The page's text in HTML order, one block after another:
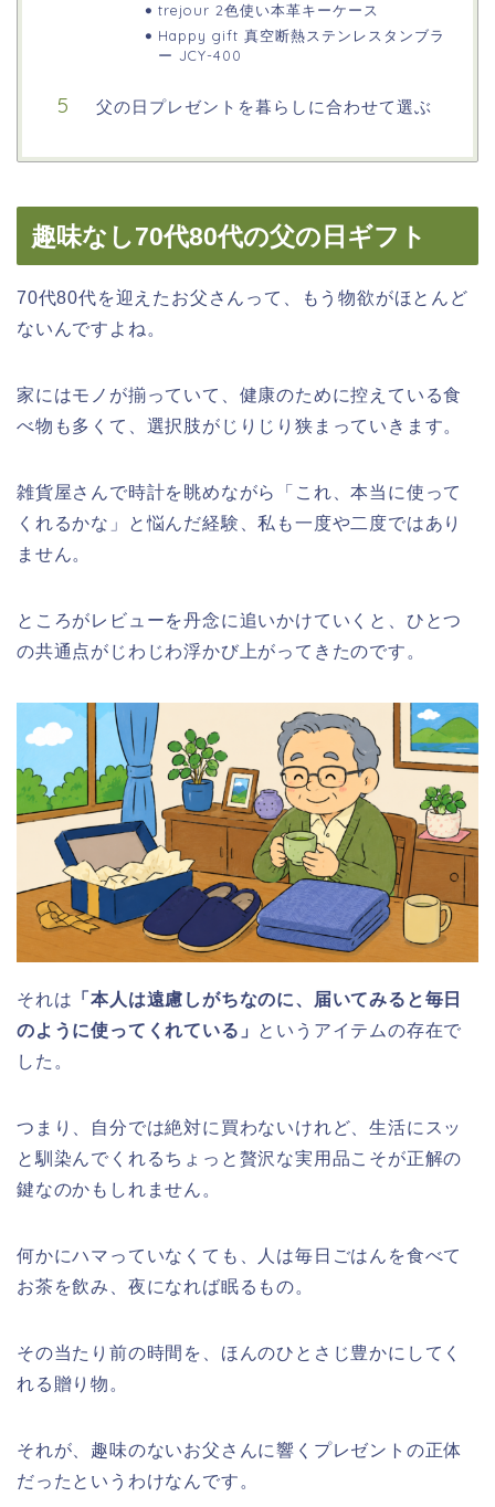
trejour 2色使い本革キーケース
Happy gift 真空断熱ステンレスタンブラ
ー JCY-400
父の日プレゼントを暮らしに合わせて選ぶ
趣味なし70代80代の父の日ギフト
70代80代を迎えたお父さんって、もう物欲がほとんど
ないんですよね。
家にはモノが揃っていて、健康のために控えている食
べ物も多くて、選択肢がじりじり狭まっていきます。
雑貨屋さんで時計を眺めながら「これ、本当に使って
くれるかな」と悩んだ経験、私も一度や二度ではあり
ません。
ところがレビューを丹念に追いかけていくと、ひとつ
の共通点がじわじわ浮かび上がってきたのです。
それは 「本人は遠慮しがちなのに、届いてみると毎日
のように使ってくれている」 というアイテムの存在で
した。
つまり、自分では絶対に買わないけれど、生活にスッ
と馴染んでくれるちょっと贅沢な実用品こそが正解の
鍵なのかもしれません。
何かにハマっていなくても、人は毎日ごはんを食べて
お茶を飲み、夜になれば眠るもの。
その当たり前の時間を、ほんのひとさじ豊かにしてく
れる贈り物。
それが、趣味のないお父さんに響くプレゼントの正体
だったというわけなんです。